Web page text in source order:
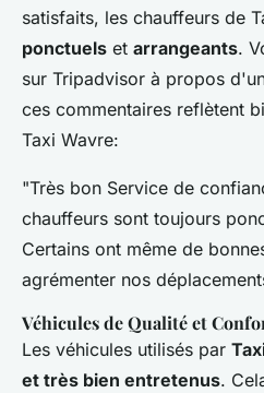
satisfaits, les chauffeurs de
ponctuels et arrangeants.
sur Tripadvisor à propos
ces commentaires reflètent
Taxi Wavre:
"Très bon Service de
chauffeurs sont toujours
Certains ont même de
agrémenter nos
Véhicules de Qualité et
Les véhicules utilisés par
et très bien entretenus.